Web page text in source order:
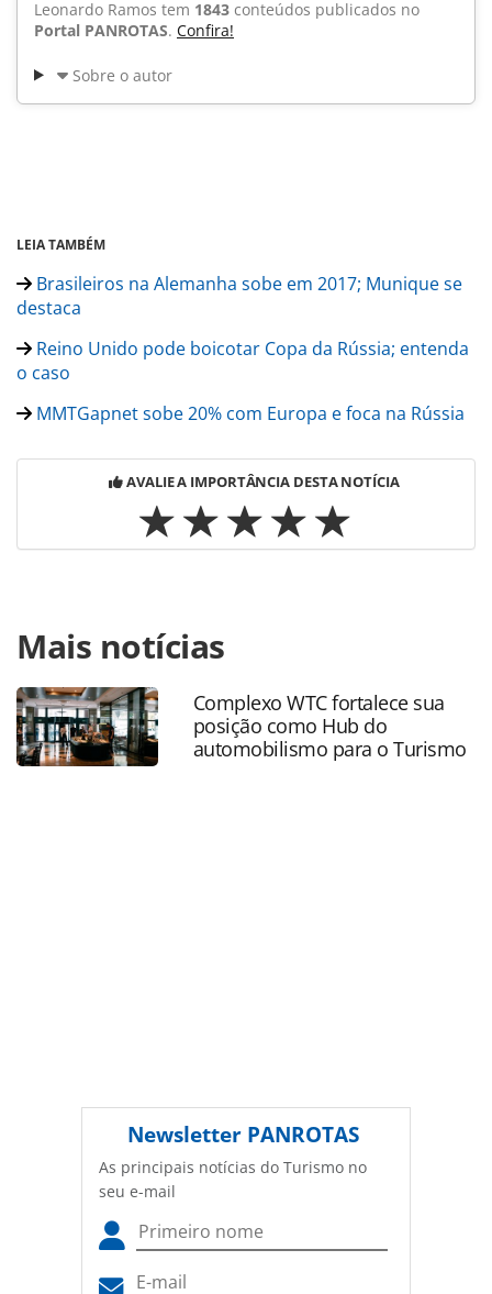
Leonardo Ramos tem 1843 conteúdos publicados no
Portal PANROTAS. Confira!
Sobre o autor
LEIA TAMBÉM
Brasileiros na Alemanha sobe em 2017; Munique se
destaca
Reino Unido pode boicotar Copa da Rússia; entenda
o caso
MMTGapnet sobe 20% com Europa e foca na Rússia
AVALIE A IMPORTÂNCIA DESTA NOTÍCIA
https://www.panrotas.com.br/aviacao/pesquisas-e-
estatisticas/2018/03/copa-2018-reservas-do-brasil-a-russia-
crescem-15-vezes_153991.html ou as ferramentas
oferecidas na página. Todo o conteúdo produzido pela
PANROTAS Editora é protegido pela legislação brasileira
sobre direito autoral. Não reproduza o conteúdo sem
Mais notícias
Complexo WTC fortalece sua
posição como Hub do
automobilismo para o Turismo
Newsletter PANROTAS
As principais notícias do Turismo no
seu e-mail